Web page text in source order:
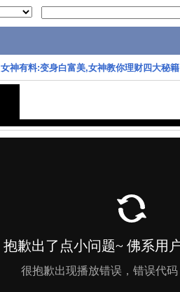
女神有料:变身白富美,女神教你理财四大秘籍